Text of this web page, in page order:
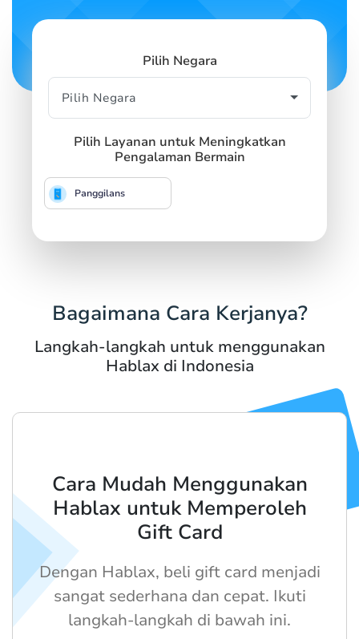
Pilih Negara
Pilih Layanan untuk Meningkatkan
Pengalaman Bermain
Panggilans
Bagaimana Cara Kerjanya?
Langkah-langkah untuk menggunakan
Hablax di Indonesia
Cara Mudah Menggunakan
Hablax untuk Memperoleh
Gift Card
Dengan Hablax, beli gift card menjadi
sangat sederhana dan cepat. Ikuti
langkah-langkah di bawah ini.